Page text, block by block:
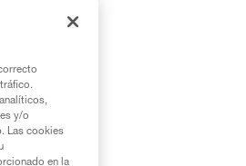
y/o
Las cookies
en la